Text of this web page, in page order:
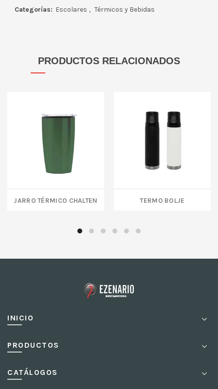
Categorías: Escolares , Térmicos y Bebidas
PRODUCTOS RELACIONADOS
JARRO TÉRMICO Chalten TERMO BOLJE
INICIO
PRODUCTOS
CATÁLOGOS